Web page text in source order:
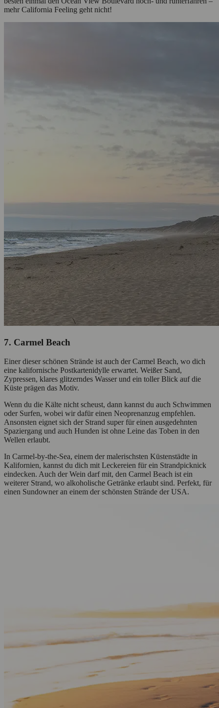
mehr California Feeling geht nicht!
7. Carmel Beach
Einer dieser schönen Strände ist auch der Carmel Beach, wo dich
eine kalifornische Postkartenidylle erwartet. Weißer Sand,
Zypressen, klares glitzerndes Wasser und ein toller Blick auf die
Küste prägen das Motiv.
Wenn du die Kälte nicht scheust, dann kannst du auch Schwimmen
oder Surfen, wobei wir dafür einen Neoprenanzug empfehlen.
Ansonsten eignet sich der Strand super für einen ausgedehnten
Spaziergang und auch Hunden ist ohne Leine das Toben in den
Wellen erlaubt.
In Carmel-by-the-Sea, einem der malerischsten Küstenstädte in
Kalifornien, kannst du dich mit Leckereien für ein Strandpicknick
eindecken. Auch der Wein darf mit, den Carmel Beach ist ein
weiterer Strand, wo alkoholische Getränke erlaubt sind. Perfekt, für
einen Sundowner an einem der schönsten Strände der USA.